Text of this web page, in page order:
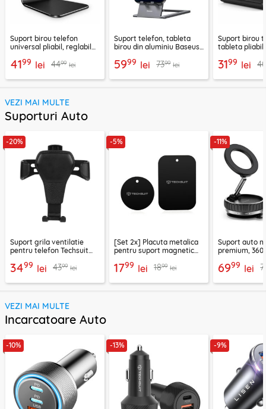
Suport birou telefon
universal pliabil, reglabil
negru
4199 lei 4499 lei
Suport telefon, tableta
birou din aluminiu Baseus,
5999 lei 7399 lei
Suport birou
tableta pliabil
3199 lei
VEZI MAI MULTE
Suporturi Auto
-20%
Suport grila ventilatie
pentru telefon Techsuit
3499 lei 4399 lei
-5%
[Set 2x] Placuta metalica
pentru suport magnetic
negru
1799 lei 1899 lei
-11%
Suport auto
premium,
6999 lei
VEZI MAI MULTE
Incarcatoare Auto
-10% -13% -9%